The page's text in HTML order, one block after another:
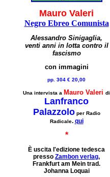
Mauro Valeri
Negro Ebreo Comunista
Alessandro Sinigaglia,
venti anni in lotta contro il
fascismo
con immagini
pp. 304 € 20,00
Una intervista a Mauro Valeri di
Lanfranco
Palazzoloper Radio
Radicale. qui
*
È uscita l'edizione tedesca
presso Zambon verlag,
Frankfurt am Mein trad.
Johanna Loquai